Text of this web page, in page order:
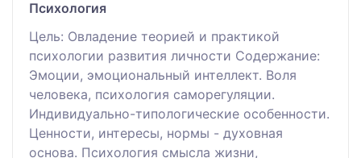
Психология
Цель: Овладение теорией и практикой
психологии развития личности Содержание:
Эмоции, эмоциональный интеллект. Воля
человека, психология саморегуляции.
Индивидуально-типологические особенности.
Ценности, интересы, нормы - духовная
основа. Психология смысла жизни,